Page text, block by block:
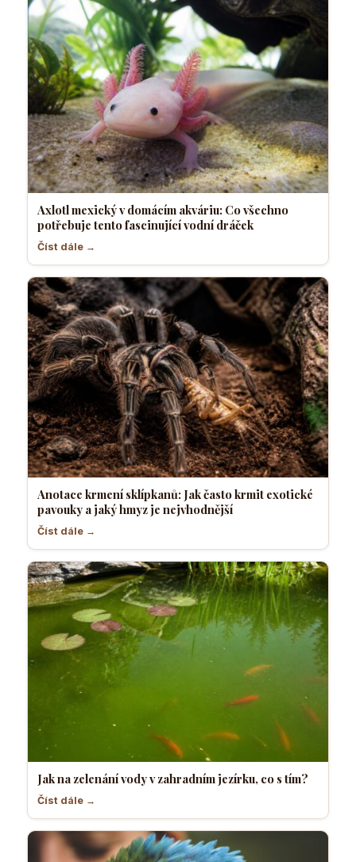
Axlotl mexický v domácím akváriu: Co všechno
potřebuje tento fascinující vodní dráček
Číst dále →
Anotace krmení sklípkanů: Jak často krmit exotické
pavouky a jaký hmyz je nejvhodnější
Číst dále →
Jak na zelenání vody v zahradním jezírku, co s tím?
Číst dále →